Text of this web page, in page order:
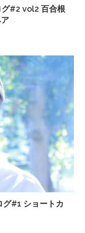
グ#2 vol2 百合根
グ#1 ショートカ